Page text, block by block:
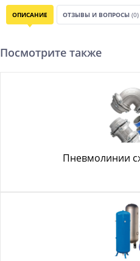
ОПИСАНИЕ ОТЗЫВЫ И ВОПРОСЫ (0)
Посмотрите также
Пневмолинии